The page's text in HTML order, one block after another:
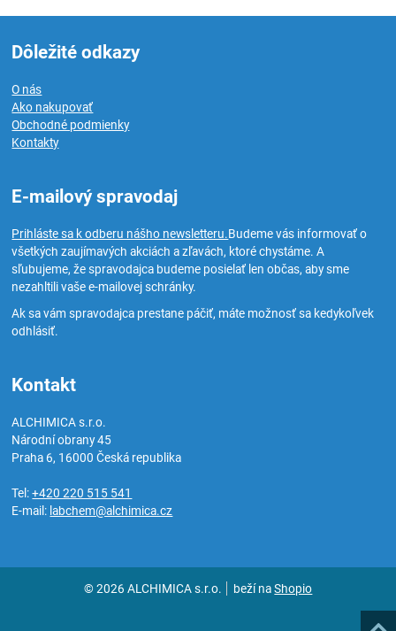
Dôležité odkazy
O nás
Ako nakupovať
Obchodné podmienky
Kontakty
E-mailový spravodaj
Prihláste sa k odberu nášho newsletteru.Budeme vás informovať o
všetkých zaujímavých akciách a zľavách, ktoré chystáme. A
sľubujeme, že spravodajca budeme posielať len občas, aby sme
nezahltili vaše e-mailovej schránky.
Ak sa vám spravodajca prestane páčiť, máte možnosť sa kedykoľvek
odhlásiť.
Kontakt
ALCHIMICA s.r.o.
Národní obrany 45
Praha 6, 16000Česká republika
Tel:+420 220 515 541
E-mail: labchem@alchimica.cz
© 2026 ALCHIMICA s.r.o. beží naShopio
Hore